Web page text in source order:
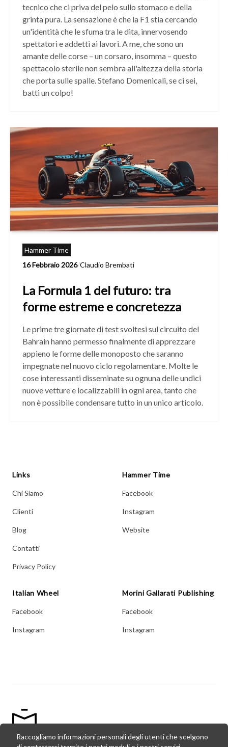
Raccogliamo informazioni personali degli utenti che scelgono
tecnico che ci priva del pelo sullo stomaco e della
grinta pura. La sensazione è che la F1 stia cercando
un'identità che le sfuma tra le dita, innervosendo
spettatori e addetti ai lavori. A me, che sono un
amante delle corse – un corsaro, insomma – questo
spettacolo sterile non sembra all'altezza della storia
che porta sulle spalle. Stefano Domenicali, se ci sei,
batti un colpo!
Hammer Time
16 Febbraio 2026/Claudio Brembati
La Formula 1 del futuro: tra
forme estreme e concretezza
Le prime tre giornate di test svoltesi sul circuito del
Bahrain hanno permesso finalmente di apprezzare
appieno le forme delle monoposto che saranno
impegnate nel nuovo ciclo regolamentare. Molte le
cose interessanti disseminate su ognuna delle undici
nuove vetture e localizzabili in ogni area, tanto che
non è possibile condensare tutto in un unico articolo.
Links
Chi Siamo
Clienti
Blog
Contatti
Privacy Policy
Hammer Time
Facebook
Instagram
Website
Italian Wheel
Facebook
Instagram
Morini Gallarati Publishing
Facebook
Instagram